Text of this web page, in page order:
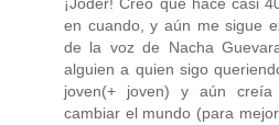
en cuando, y aún me sigue
de la voz de Nacha
alguien a quien sigo
joven(+ joven) y aún creía
cambiar el mundo (para